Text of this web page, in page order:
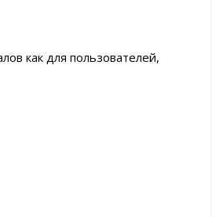
как для пользователей,